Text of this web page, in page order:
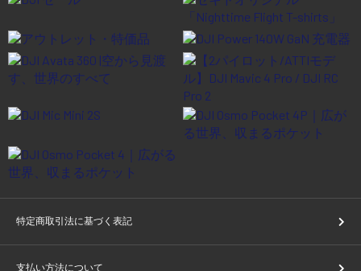
特定商取引法に基づく表記
支払い方法について